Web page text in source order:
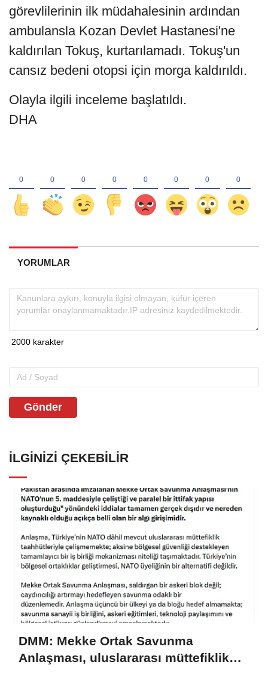
görevlilerinin ilk müdahalesinin ardından
ambulansla Kozan Devlet Hastanesi'ne
kaldırılan Tokuş, kurtarılamadı. Tokuş'un
cansız bedeni otopsi için morga kaldırıldı.
Olayla ilgili inceleme başlatıldı.
DHA
YORUMLAR
Gönder
İLGINIZI ÇEKEBILIR
DMM: Mekke Ortak Savunma
Anlaşması, uluslararası müttefiklik